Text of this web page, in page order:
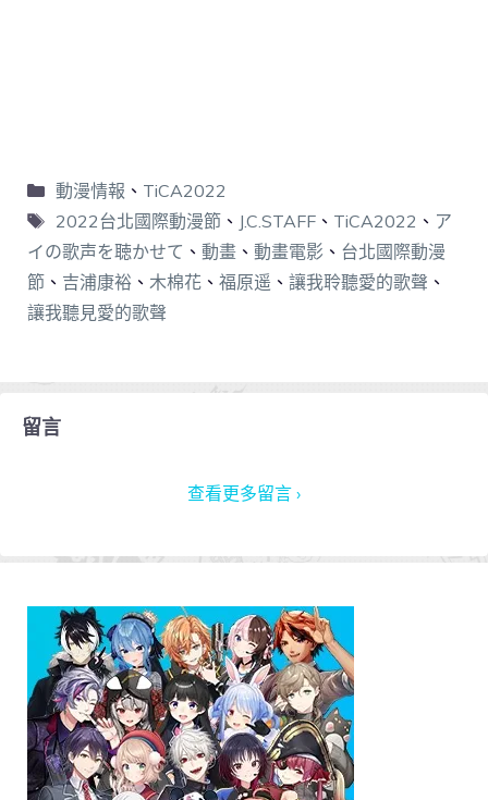
動漫情報 、 TiCA2022
2022台北國際動漫節、 J.C.STAFF、 TiCA2022 、 ア
イの歌声を聴かせて 、 動畫 、 動畫電影 、 台北國際動漫
節 、 吉浦康裕 、 木棉花 、 福原遥 、 讓我聆聽愛的歌聲 、
讓我聽見愛的歌聲
留言
查看更多留言 ›